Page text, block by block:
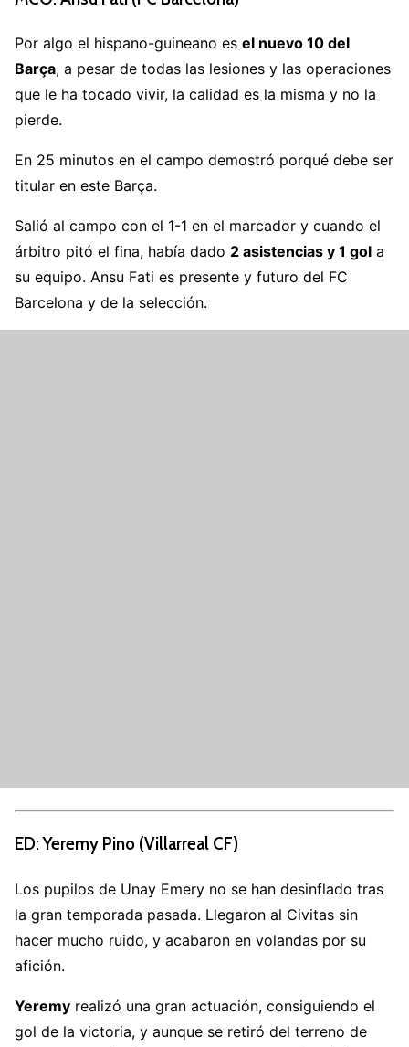
Por algo el hispano-guineano es el nuevo 10 del
Barça, a pesar de todas las lesiones y las operaciones
que le ha tocado vivir, la calidad es la misma y no la
pierde.
En 25 minutos en el campo demostró porqué debe ser
titular en este Barça.
Salió al campo con el 1-1 en el marcador y cuando el
árbitro pitó el fina, había dado 2 asistencias y 1 gol a
su equipo. Ansu Fati es presente y futuro del FC
Barcelona y de la selección.
ED: Yeremy Pino (Villarreal CF)
Los pupilos de Unay Emery no se han desinflado tras
la gran temporada pasada. Llegaron al Civitas sin
hacer mucho ruido, y acabaron en volandas por su
afición.
Yeremy realizó una gran actuación, consiguiendo el
gol de la victoria, y aunque se retiró del terreno de